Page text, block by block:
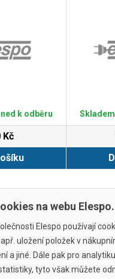
k odběru
Kč
Zobrazit další
na webu
Elespo používají
uložení položek v
a jiné. Dále pak pro
tyto však můžete